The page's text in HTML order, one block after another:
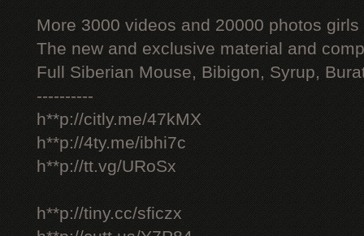
More 3000 videos and 20000 photos
The new and exclusive material and
Full Siberian Mouse, Bibigon, Syrup,
----------
h**p://citly.me/47kMX
h**p://4ty.me/ibhi7c
h**p://tt.vg/URoSx
h**p://tiny.cc/sficzx